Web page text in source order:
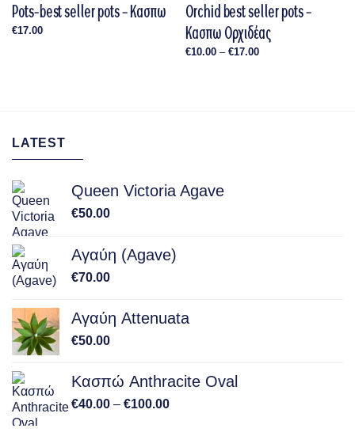
Pots-best seller pots – Κασπω
€17.00
Orchid best seller pots –
Κασπω Ορχιδέας
€10.00 – €17.00Price
LATEST
Queen Victoria Agave
€50.00
Αγαύη (Agave)
€70.00
Αγαύη Attenuata
€50.00
Κασπώ Anthracite Oval
€40.00 – €100.00Price